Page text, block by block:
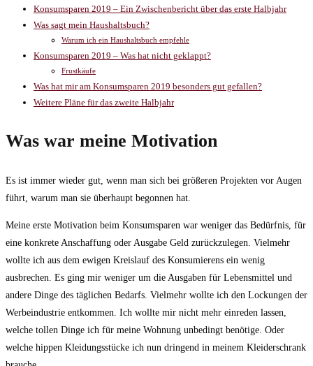
Konsumsparen 2019 – Ein Zwischenbericht über das erste Halbjahr
Was sagt mein Haushaltsbuch?
Warum ich ein Haushaltsbuch empfehle
Konsumsparen 2019 – Was hat nicht geklappt?
Frustkäufe
Was hat mir am Konsumsparen 2019 besonders gut gefallen?
Weitere Pläne für das zweite Halbjahr
Was war meine Motivation
Es ist immer wieder gut, wenn man sich bei größeren Projekten vor Augen
führt, warum man sie überhaupt begonnen hat.
Meine erste Motivation beim Konsumsparen war weniger das Bedürfnis, für
eine konkrete Anschaffung oder Ausgabe Geld zurückzulegen. Vielmehr
wollte ich aus dem ewigen Kreislauf des Konsumierens ein wenig
ausbrechen. Es ging mir weniger um die Ausgaben für Lebensmittel und
andere Dinge des täglichen Bedarfs. Vielmehr wollte ich den Lockungen der
Werbeindustrie entkommen. Ich wollte mir nicht mehr einreden lassen,
welche tollen Dinge ich für meine Wohnung unbedingt benötige. Oder
welche hippen Kleidungsstücke ich nun dringend in meinem Kleiderschrank